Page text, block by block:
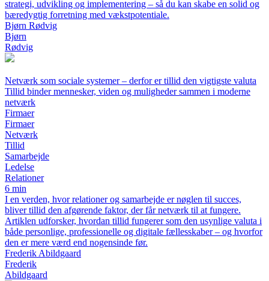
strategi, udvikling og implementering – så du kan skabe en solid og
bæredygtig forretning med vækstpotentiale.
Bjørn Rødvig
Bjørn
Rødvig
Netværk som sociale systemer – derfor er tillid den vigtigste valuta
Tillid binder mennesker, viden og muligheder sammen i moderne
netværk
Firmaer
Firmaer
Netværk
Tillid
Samarbejde
Ledelse
Relationer
6 min
I en verden, hvor relationer og samarbejde er nøglen til succes,
bliver tillid den afgørende faktor, der får netværk til at fungere.
Artiklen udforsker, hvordan tillid fungerer som den usynlige valuta i
både personlige, professionelle og digitale fællesskaber – og hvorfor
den er mere værd end nogensinde før.
Frederik Abildgaard
Frederik
Abildgaard